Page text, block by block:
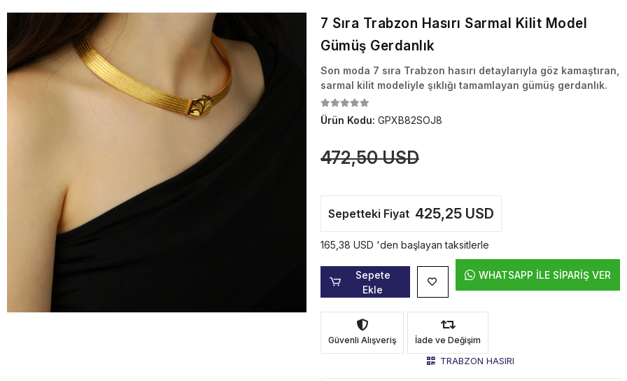
7 Sıra Trabzon Hasırı Sarmal Kilit Model
Gümüş Gerdanlık
Son moda 7 sıra Trabzon hasırı detaylarıyla göz kamaştıran,
sarmal kilit modeliyle şıklığı tamamlayan gümüş gerdanlık.
Ürün Kodu: GPXB82SOJ8
472,50 USD
Sepetteki Fiyat 425,25 USD
165,38 USD 'den başlayan taksitlerle
Sepete
Ekle
WHATSAPP İLE SİPARİŞ VER
Güvenli Alışveriş İade ve Değişim
TRABZON HASIRI